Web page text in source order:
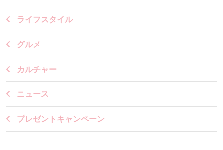
ライフスタイル
グルメ
カルチャー
ニュース
プレゼントキャンペーン